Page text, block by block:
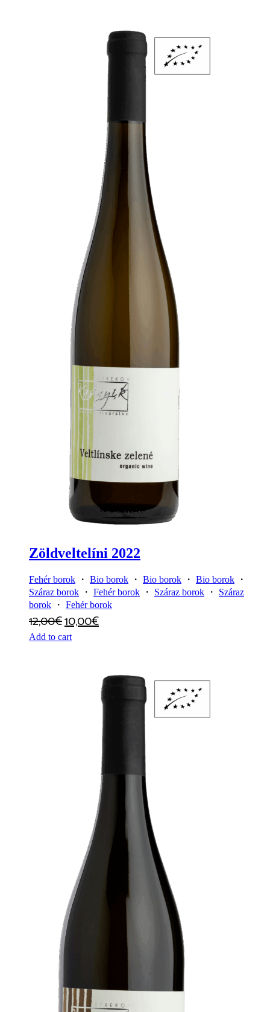
Zöldveltelíni 2022
Fehér borok ・ Bio borok ・ Bio borok ・ Bio borok ・
Száraz borok ・ Fehér borok ・ Száraz borok ・ Száraz
borok ・ Fehér borok
12,00€10,00€
Add to cart